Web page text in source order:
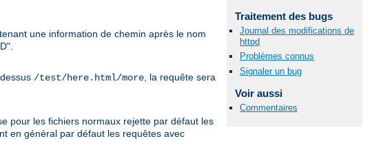
Traitement des bugs
Journal des modifications de
httpd
Problèmes connus
Signaler un bug
Voir aussi
Commentaires
une information de chemin après le nom
/test/here.html/more, la requête sera
pour les fichiers normaux rejette par défaut les
en général par défaut les requêtes avec